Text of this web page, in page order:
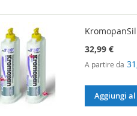
32,99 €
A partire da
Aggiungi